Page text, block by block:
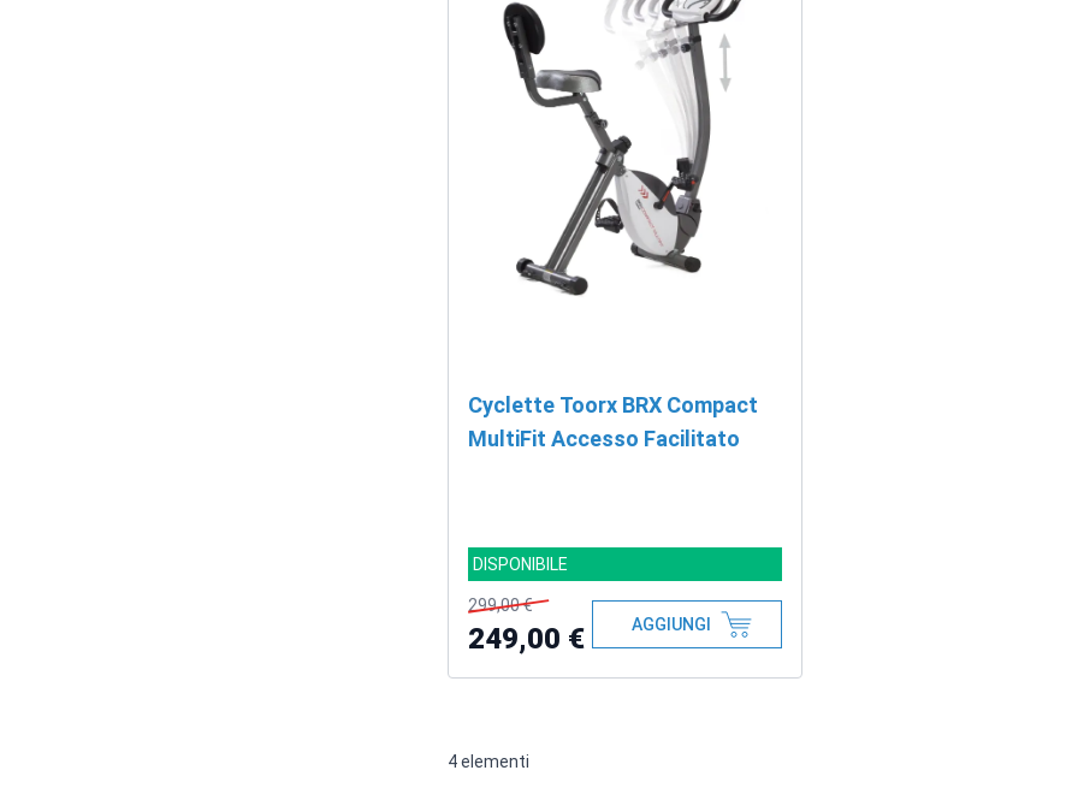
Cyclette Toorx BRX Compact
MultiFit Accesso Facilitato
DISPONIBILE
299,00 €
249,00 € AGGIUNGI
4elementi